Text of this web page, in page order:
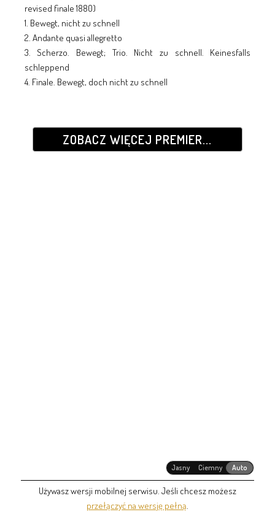
revised finale 1880)
1. Bewegt, nicht zu schnell
2. Andante quasi allegretto
3. Scherzo. Bewegt; Trio. Nicht zu schnell. Keinesfalls
schleppend
4. Finale. Bewegt, doch nicht zu schnell
ZOBACZ WIĘCEJ PREMIER...
Jasny Ciemny Auto
Używasz wersji mobilnej serwisu. Jeśli chcesz możesz
przełączyć na wersję pełną